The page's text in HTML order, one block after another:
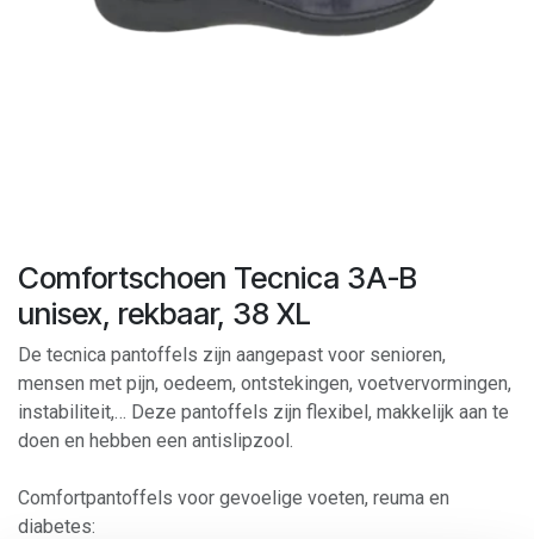
Comfortschoen Tecnica 3A-B
unisex, rekbaar, 38 XL
De tecnica pantoffels zijn aangepast voor senioren,
mensen met pijn, oedeem, ontstekingen, voetvervormingen,
instabiliteit,… Deze pantoffels zijn flexibel, makkelijk aan te
doen en hebben een antislipzool.
Comfortpantoffels voor gevoelige voeten, reuma en
diabetes: